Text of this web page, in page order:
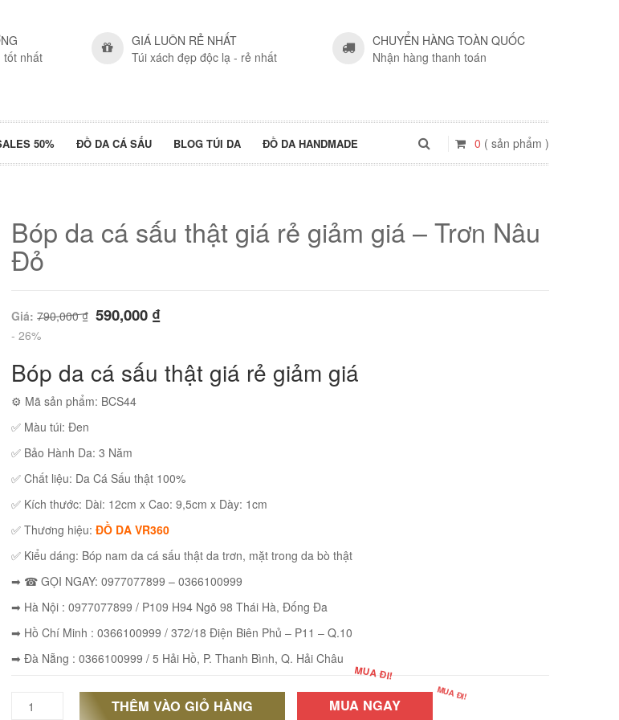
tốt nhất
GIÁ LUÔN RẺ NHẤT
Túi xách đẹp độc lạ - rẻ nhất
CHUYỂN HÀNG TOÀN QUỐC
Nhận hàng thanh toán
50% ĐỒ DA CÁ SẤU BLOG TÚI DA ĐỒ DA HANDMADE 0 ( sản phẩm )
Bóp da cá sấu thật giá rẻ giảm giá – Trơn Nâu
Đỏ
Giá: 790,000₫ 590,000 ₫
- 26%
Bóp da cá sấu thật giá rẻ giảm giá
⚙ Mã sản phẩm: BCS44
✅ Màu túi: Đen
✅ Bảo Hành Da: 3 Năm
✅ Chất liệu: Da Cá Sấu thật 100%
✅ Kích thước: Dài: 12cm x Cao: 9,5cm x Dày: 1cm
✅ Thương hiệu: ĐỒ DA VR360
✅ Kiểu dáng: Bóp nam da cá sấu thật da trơn, mặt trong da bò thật
➡ ☎ GỌI NGAY: 0977077899 – 0366100999
➡ Hà Nội : 0977077899 / P109 H94 Ngõ 98 Thái Hà, Đống Đa
➡ Hồ Chí Minh : 0366100999 / 372/18 Điện Biên Phủ – P11 – Q.10
➡ Đà Nẵng : 0366100999 / 5 Hải Hồ, P. Thanh Bình, Q. Hải Châu
Bóp
THÊM VÀO GIỎ HÀNG MUA NGAY